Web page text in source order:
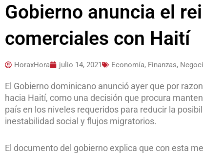
Gobierno anuncia el
comerciales con Haití
HoraxHora julio 14, 2021 Economía, Finanzas,
El Gobierno dominicano anunció ayer que por
hacia Haití, como una decisión que procura
país en los niveles requeridos para reducir la
inestabilidad social y flujos migratorios.
El documento del gobierno explica que con esta